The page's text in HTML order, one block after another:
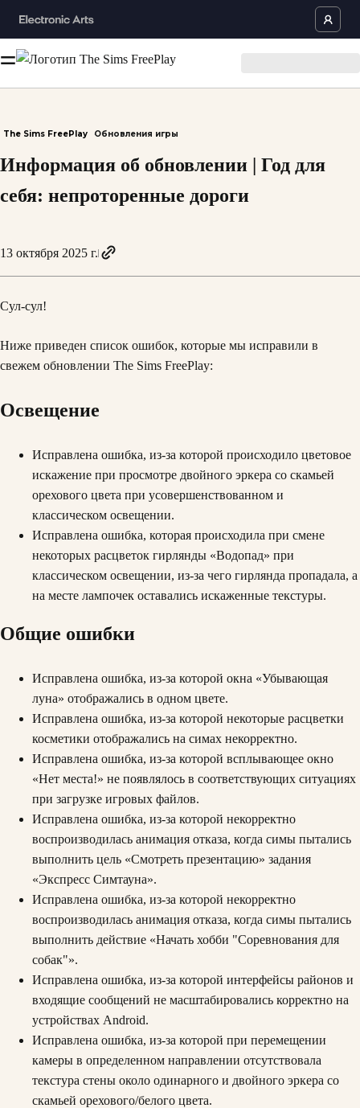
The Sims FreePlay Обновления игры
Информация об обновлении | Год для
себя: непроторенные дороги
13 октября 2025 г.
Сул-сул!
Ниже приведен список ошибок, которые мы исправили в
свежем обновлении The Sims FreePlay:
Освещение
Исправлена ошибка, из-за которой происходило цветовое
искажение при просмотре двойного эркера со скамьей
орехового цвета при усовершенствованном и
классическом освещении.
Исправлена ошибка, которая происходила при смене
некоторых расцветок гирлянды «Водопад» при
классическом освещении, из-за чего гирлянда пропадала, а
на месте лампочек оставались искаженные текстуры.
Общие ошибки
Исправлена ошибка, из-за которой окна «Убывающая
луна» отображались в одном цвете.
Исправлена ошибка, из-за которой некоторые расцветки
косметики отображались на симах некорректно.
Исправлена ошибка, из-за которой всплывающее окно
«Нет места!» не появлялось в соответствующих ситуациях
при загрузке игровых файлов.
Исправлена ошибка, из-за которой некорректно
воспроизводилась анимация отказа, когда симы пытались
выполнить цель «Смотреть презентацию» задания
«Экспресс Симтауна».
Исправлена ошибка, из-за которой некорректно
воспроизводилась анимация отказа, когда симы пытались
выполнить действие «Начать хобби "Соревнования для
собак"».
Исправлена ошибка, из-за которой интерфейсы районов и
входящие сообщений не масштабировались корректно на
устройствах Android.
Исправлена ошибка, из-за которой при перемещении
камеры в определенном направлении отсутствовала
текстура стены около одинарного и двойного эркера со
скамьей орехового/белого цвета.